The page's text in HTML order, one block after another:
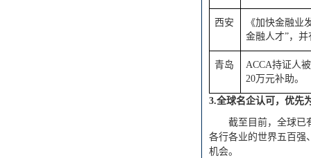
西安
《加快金融业
金融人才”，
青岛
ACCA持证人
20万元补助。
3.全球名企认可，优先
截至目前，全球已
各行各业的世界五百强
机会。